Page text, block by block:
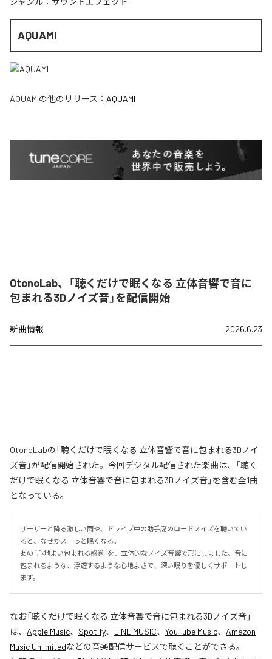
AQUAMI
AQUAMIの他のリリース： AQUAMI
OtonoLab、「聴くだけで眠くなる 立体音響で音に
包まれる3Dノイズ音」を配信開始
新曲情報 2026.6.23
OtonoLabの「聴くだけで眠くなる 立体音響で音に包まれる3Dノイ
ズ音」が配信開始された。今回デジタル配信された楽曲は、「聴く
だけで眠くなる 立体音響で音に包まれる3Dノイズ音」を含む全1曲
となっている。
ザーザーと降る激しい雨や、ドライブ中の助手席のロードノイズを聴いてい
ると、なぜかスーっと眠くなる。
あの「心地よい包まれる感覚」を、立体的なノイズ音響で形にしました。音に
包まれるような、浮遊するような心地よさで、深い眠りを優しくサポートし
ます。
なお「聴くだけで眠くなる 立体音響で音に包まれる3Dノイズ音」
は、 Apple Music、 Spotify、 LINE MUSIC、 YouTube Music、 Amazon
Music Unlimitedなどの音楽配信サービスで聴くことができる。